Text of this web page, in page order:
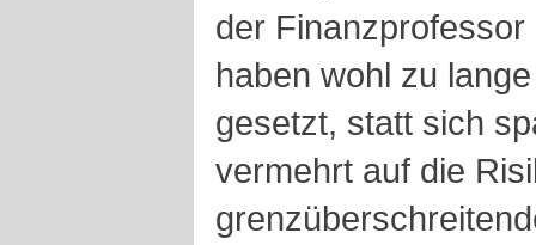
der
haben wohl zu
gesetzt, statt sich
vermehrt auf die